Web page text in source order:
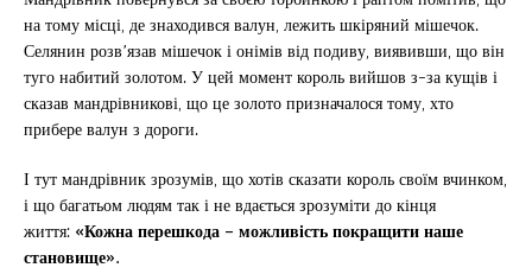
на тому місці, де знаходився валун, лежить шкіряний мішечок.
Селянин розв’язав мішечок і онімів від подиву, виявивши, що він
туго набитий золотом. У цей момент король вийшов з-за кущів і
сказав мандрівникові, що це золото призначалося тому, хто
прибере валун з дороги.
І тут мандрівник зрозумів, що хотів сказати король своїм вчинком,
і що багатьом людям так і не вдається зрозуміти до кінця
життя: «Кожна перешкода – можливість покращити наше
становище».